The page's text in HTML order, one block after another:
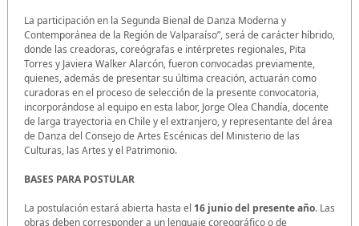
La participación en la Segunda Bienal de Danza Moderna y
Contemporánea de la Región de Valparaíso”, será de carácter híbrido,
donde las creadoras, coreógrafas e intérpretes regionales, Pita
Torres y Javiera Walker Alarcón, fueron convocadas previamente,
quienes, además de presentar su última creación, actuarán como
curadoras en el proceso de selección de la presente convocatoria,
incorporándose al equipo en esta labor, Jorge Olea Chandía, docente
de larga trayectoria en Chile y el extranjero, y representante del área
de Danza del Consejo de Artes Escénicas del Ministerio de las
Culturas, las Artes y el Patrimonio.
BASES PARA POSTULAR
La postulación estará abierta hasta el 16 junio del presente año. Las
obras deben corresponder a un lenguaje coreográfico o de